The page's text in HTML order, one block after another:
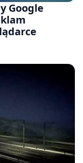
Google